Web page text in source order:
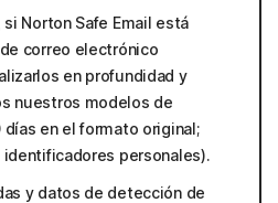
Norton Safe Email está
correo electrónico
en profundidad y
nuestros modelos de
en el formato original;
personales).
y datos de detección de